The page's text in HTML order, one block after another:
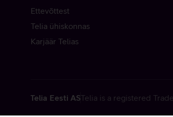
Ettevõttest
Telia ühiskonnas
Karjäär Telias
Telia Eesti ASTelia is a registered